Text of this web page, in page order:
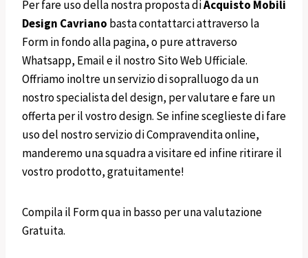
Per fare uso della nostra proposta diAcquisto Mobili
Design Cavriano basta contattarci attraverso la
Form in fondo alla pagina, o pure attraverso
Whatsapp, Email e il nostro Sito Web Ufficiale.
Offriamo inoltre un servizio di sopralluogo da un
nostro specialista del design, per valutare e fare un
offerta per il vostro design. Se infine sceglieste di fare
uso del nostro servizio di Compravendita online,
manderemo una squadra a visitare ed infine ritirare il
vostro prodotto, gratuitamente!
Compila il Form qua in basso per una valutazione
Gratuita.